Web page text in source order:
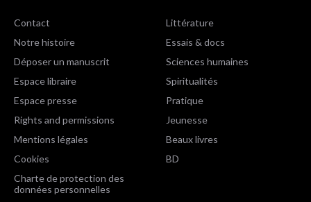
Contact
Notre histoire
Déposer un manuscrit
Espace libraire
Espace presse
Rights and permissions
Mentions légales
Cookies
Charte de protection des
données personnelles
Littérature
Essais & docs
Sciences humaines
Spiritualités
Pratique
Jeunesse
Beaux livres
BD